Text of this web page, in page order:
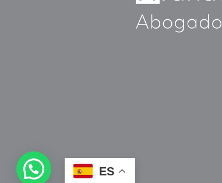
Disponible consultas por Zoom
ES